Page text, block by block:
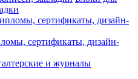
сертификаты, дизайн-